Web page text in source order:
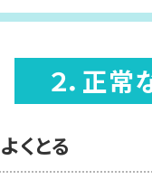
２．正
くとる